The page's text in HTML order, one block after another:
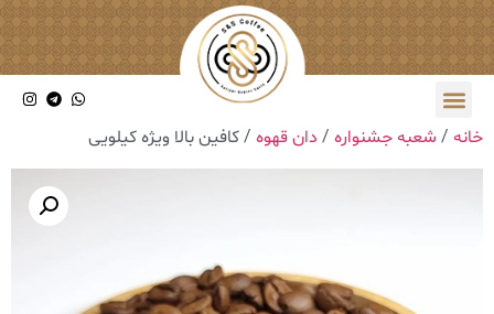
خانه / شعبه جشنواره / دان قهوه / کافین بالا ویژه کیلویی